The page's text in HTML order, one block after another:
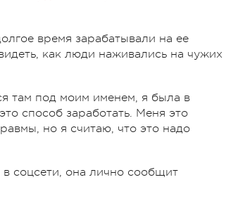
время зарабатывали на ее
как люди наживались на чужих
там под моим именем, я была в
способ заработать. Меня это
но я считаю, что это надо
соцсети, она лично сообщит